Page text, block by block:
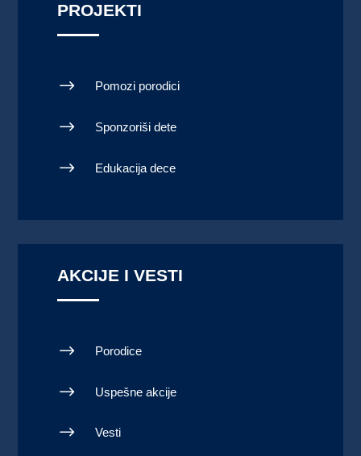
PROJEKTI
$ Pomozi porodici
$ Sponzoriši dete
$ Edukacija dece
AKCIJE I VESTI
$ Porodice
$ Uspešne akcije
$ Vesti